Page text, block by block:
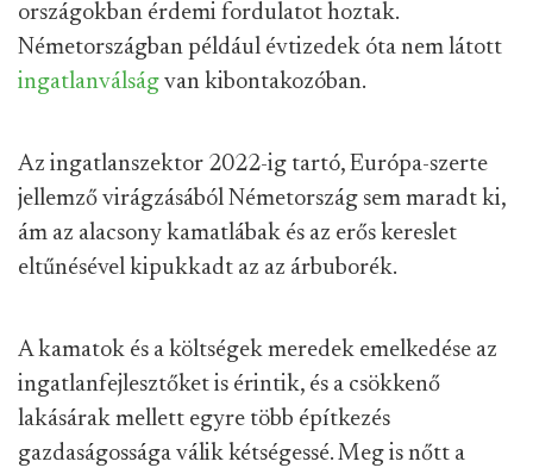
országokban érdemi fordulatot hoztak.
Németországban például évtizedek óta nem látott
ingatlanválság van kibontakozóban.
Az ingatlanszektor 2022-ig tartó, Európa-szerte
jellemző virágzásából Németország sem maradt ki,
ám az alacsony kamatlábak és az erős kereslet
eltűnésével kipukkadt az az árbuborék.
A kamatok és a költségek meredek emelkedése az
ingatlanfejlesztőket is érintik, és a csökkenő
lakásárak mellett egyre több építkezés
gazdaságossága válik kétségessé. Meg is nőtt a